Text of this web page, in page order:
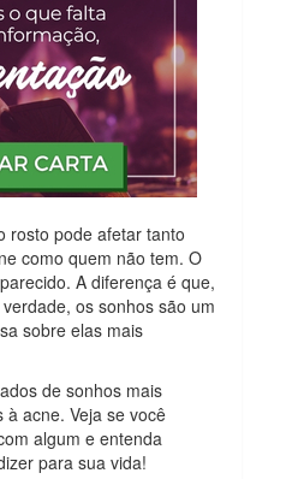
rosto pode afetar tanto
como quem não tem. O
A diferença é que,
os sonhos são um
sobre elas mais
de sonhos mais
acne. Veja se você
algum e entenda
para sua vida!